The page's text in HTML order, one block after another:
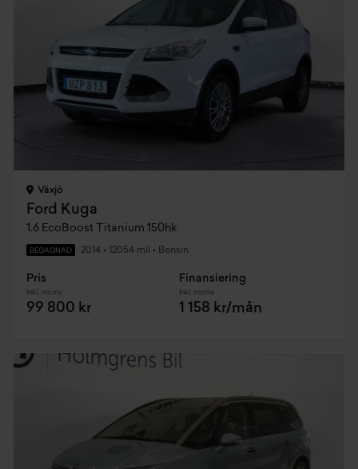
Växjö
Ford Kuga
1.6 EcoBoost Titanium 150hk
BEGAGNAD 2014 • 12054 mil • Bensin
Pris
Inkl. moms
99 800 kr
Finansiering
Inkl. moms
1 158 kr/mån